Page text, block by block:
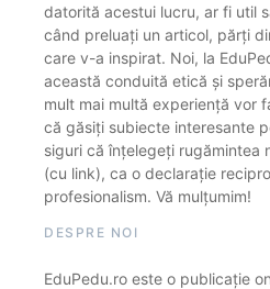
datorită acestui lucru, ar fi util
când preluați un articol, părți
care v-a inspirat. Noi, la
această conduită etică și
mult mai multă experiență vor
că găsiți subiecte interesante
siguri că înțelegeți rugămintea
(cu link), ca o declarație
profesionalism. Vă mulțumim!
DESPRE NOI
EduPedu.ro este o publicație